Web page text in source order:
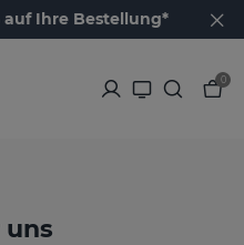
auf Ihre Bestellung*
0
uns